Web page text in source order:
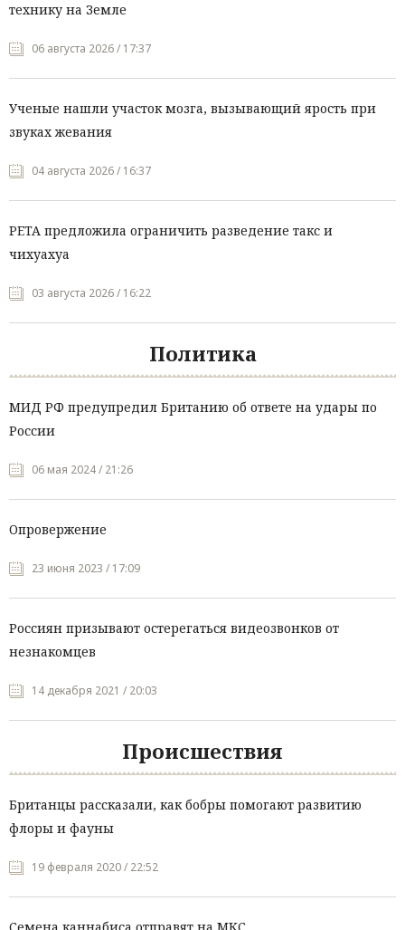
технику на Земле
06 августа 2026 / 17:37
Ученые нашли участок мозга, вызывающий ярость при
звуках жевания
04 августа 2026 / 16:37
PETA предложила ограничить разведение такс и
чихуахуа
03 августа 2026 / 16:22
Политика
МИД РФ предупредил Британию об ответе на удары по
России
06 мая 2024 / 21:26
Опровержение
23 июня 2023 / 17:09
Россиян призывают остерегаться видеозвонков от
незнакомцев
14 декабря 2021 / 20:03
Происшествия
Британцы рассказали, как бобры помогают развитию
флоры и фауны
19 февраля 2020 / 22:52